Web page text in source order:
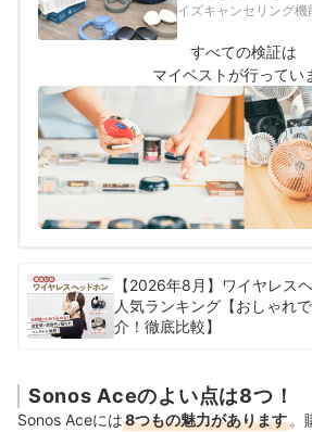
イズキャンセリング機
とし、以下の方法で
た。
すべての検証は
マイベストが行ってい
【2026年8月】ワイヤレス
人気ランキング【おしゃれ
介！徹底比較】
Sonos Aceのよい点は8つ！
Sonos Aceには8つもの魅力があります 。